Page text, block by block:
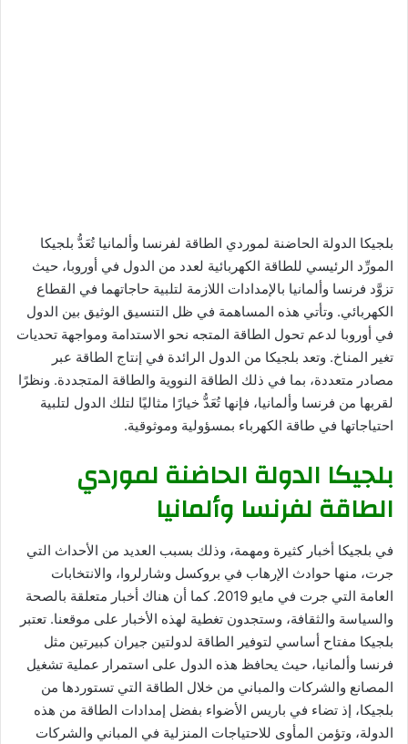
بلجيكا الدولة الحاضنة لموردي الطاقة لفرنسا وألمانيا تُعَدُّ بلجيكا
المورِّد الرئيسي للطاقة الكهربائية لعدد من الدول في أوروبا، حيث
تزوَّد فرنسا وألمانيا بالإمدادات اللازمة لتلبية حاجاتهما في القطاع
الكهربائي. وتأتي هذه المساهمة في ظل التنسيق الوثيق بين الدول
في أوروبا لدعم تحول الطاقة المتجه نحو الاستدامة ومواجهة تحديات
تغير المناخ. وتعد بلجيكا من الدول الرائدة في إنتاج الطاقة عبر
مصادر متعددة، بما في ذلك الطاقة النووية والطاقة المتجددة. ونظرًا
لقربها من فرنسا وألمانيا، فإنها تُعَدُّ خيارًا مثاليًا لتلك الدول لتلبية
احتياجاتها في طاقة الكهرباء بمسؤولية وموثوقية.
بلجيكا الدولة الحاضنة لموردي
الطاقة لفرنسا وألمانيا
في بلجيكا أخبار كثيرة ومهمة، وذلك بسبب العديد من الأحداث التي
جرت، منها حوادث الإرهاب في بروكسل وشارلروا، والانتخابات
العامة التي جرت في مايو 2019. كما أن هناك أخبار متعلقة بالصحة
والسياسة والثقافة، وستجدون تغطية لهذه الأخبار على موقعنا. تعتبر
بلجيكا مفتاح أساسي لتوفير الطاقة لدولتين جيران كبيرتين مثل
فرنسا وألمانيا، حيث يحافظ هذه الدول على استمرار عملية تشغيل
المصانع والشركات والمباني من خلال الطاقة التي تستوردها من
بلجيكا، إذ تضاء في باريس الأضواء بفضل إمدادات الطاقة من هذه
الدولة، وتؤمن المأوى للاحتياجات المنزلية في المباني والشركات